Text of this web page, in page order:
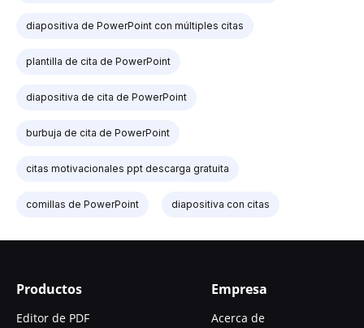
diapositiva de PowerPoint con múltiples citas
plantilla de cita de PowerPoint
diapositiva de cita de PowerPoint
burbuja de cita de PowerPoint
citas motivacionales ppt descarga gratuita
comillas de PowerPoint diapositiva con citas
Productos
Editor de PDF
Empresa
Acerca de